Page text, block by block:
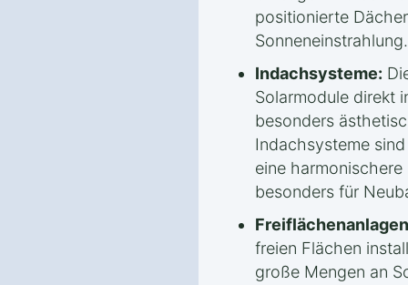
positionierte
Sonneneinstrahlung.
Indachsysteme:
Solarmodule direkt
besonders
Indachsysteme
eine
besonders für
freien Flächen
große Mengen an